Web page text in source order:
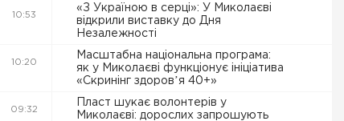
10:53
«З Україною в серці»: У Миколаєві
відкрили виставку до Дня
Незалежності
10:20
Масштабна національна програма:
як у Миколаєві функціонує ініціатива
«Скринінг здоровʼя 40+»
09:32
Пласт шукає волонтерів у
Миколаєві: дорослих запрошують